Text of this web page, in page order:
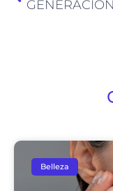
Belleza